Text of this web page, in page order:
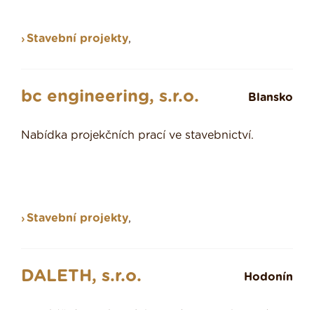
Stavební projekty,
bc engineering, s.r.o. Blansko
Nabídka projekčních prací ve stavebnictví.
Stavební projekty,
DALETH, s.r.o. Hodonín